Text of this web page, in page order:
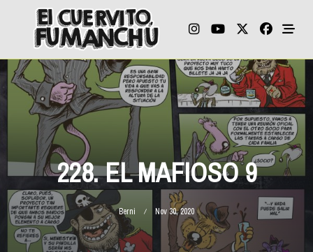
content
228. EL MAFIOSO 9
Berni Nov 30, 2020